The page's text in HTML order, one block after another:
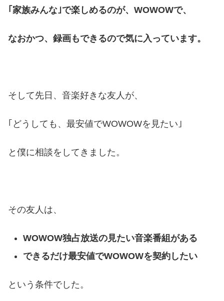
｢家族みんな｣で楽しめるのが、WOWOWで、
なおかつ、録画もできるので気に入っています。
そして先日、音楽好きな友人が、
｢どうしても、最安値でWOWOWを見たい｣
と僕に相談をしてきました。
その友人は、
WOWOW独占放送の見たい音楽番組がある
できるだけ最安値でWOWOWを契約したい
という条件でした。